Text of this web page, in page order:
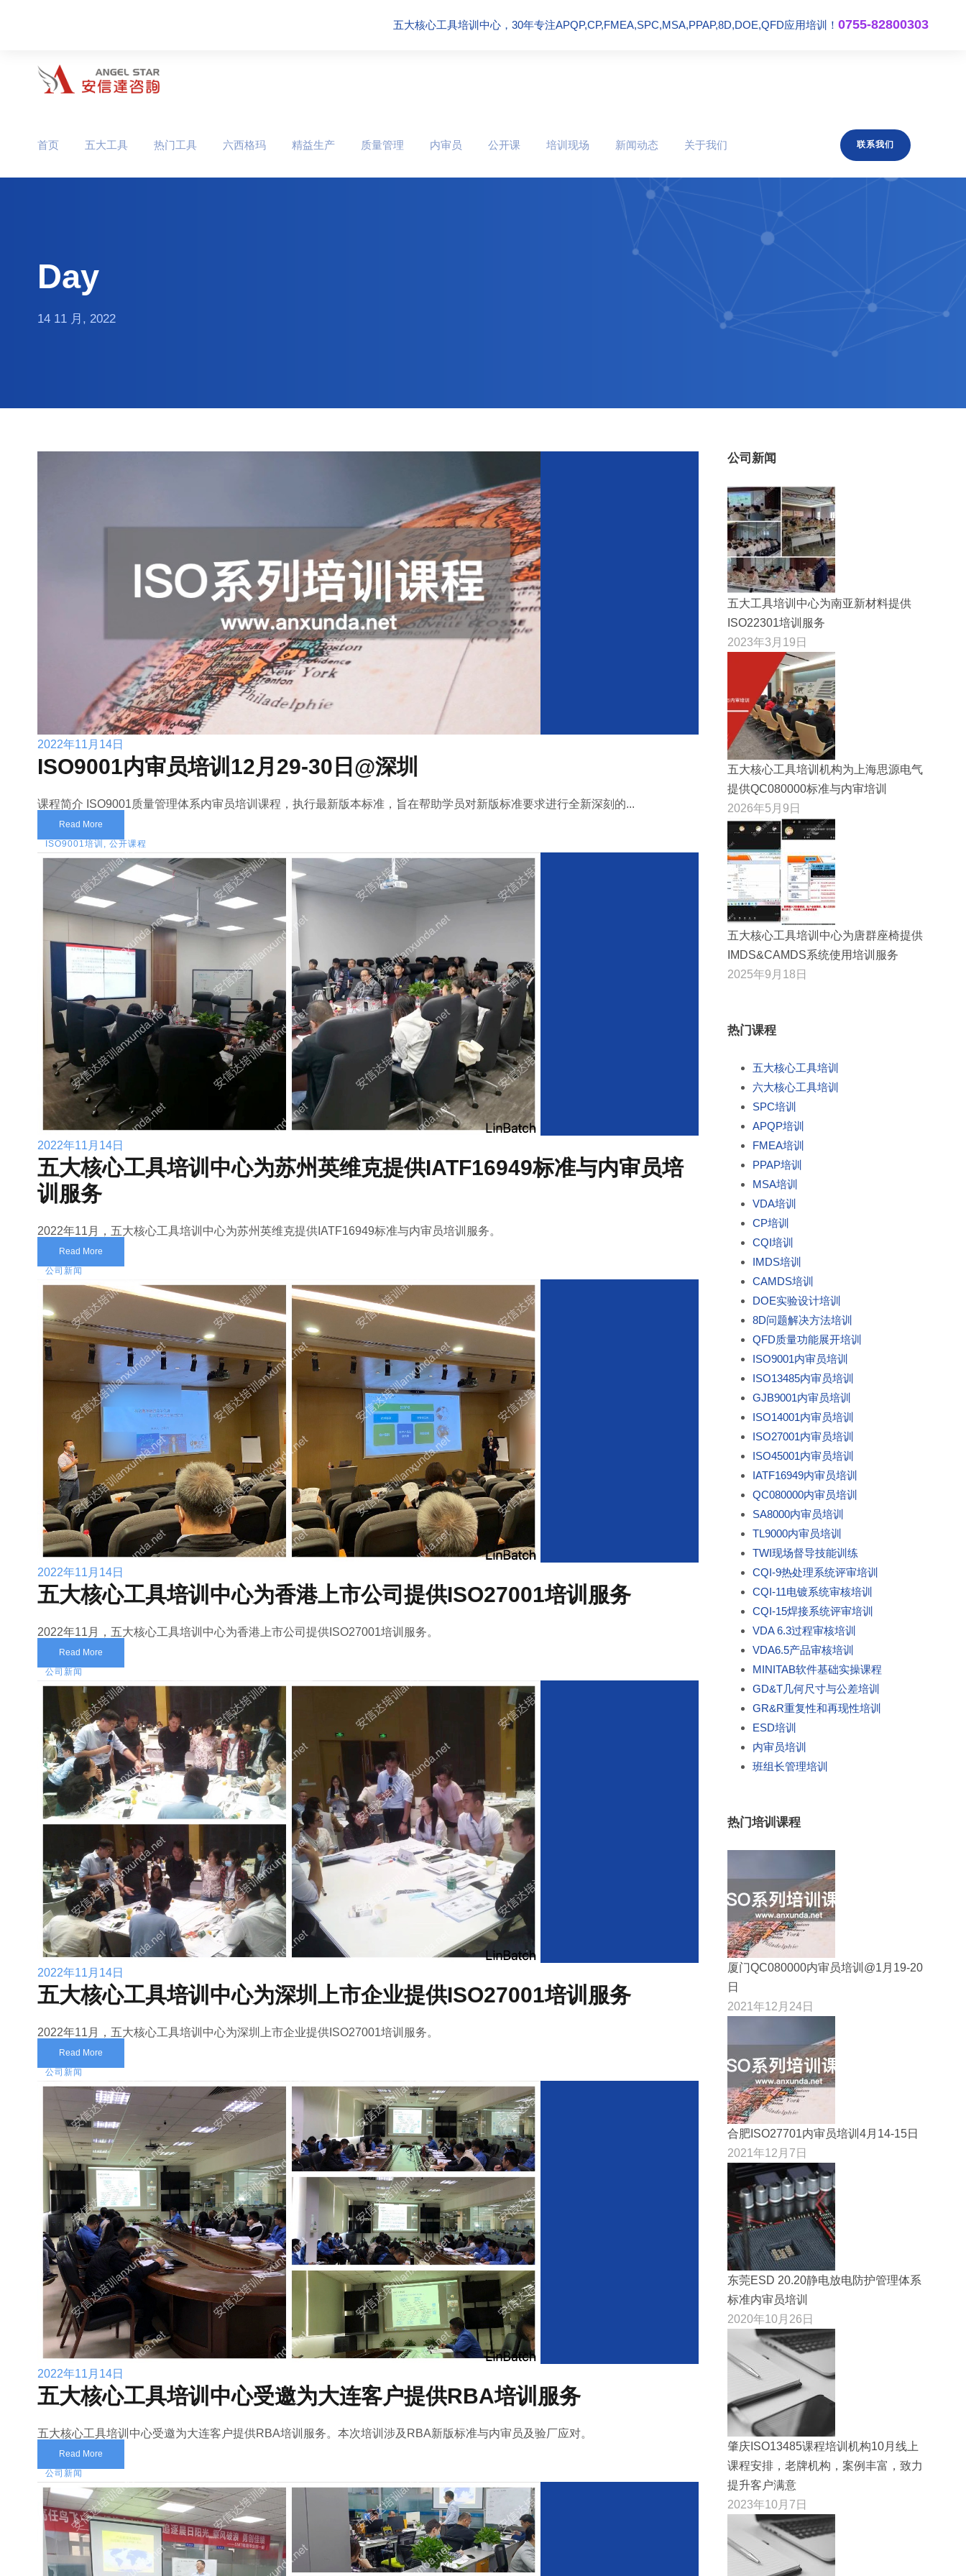
五大核心工具培训中心，30年专注APQP,CP,FMEA,SPC,MSA,PPAP,8D,DOE,QFD应用培训！ 0755-82800303
首页 五大工具 热门工具 六西格玛 精益生产 质量管理 内审员 公开课 培训现场 新闻动态 关于我们 联系我们
Day
14 11 月, 2022
2022年11月14日
ISO9001内审员培训12月29-30日@深圳
课程简介 ISO9001质量管理体系内审员培训课程，执行最新版本标准，旨在帮助学员对新版标准要求进行全新深刻的...
Read More
ISO9001培训 公开课程
2022年11月14日
五大核心工具培训中心为苏州英维克提供IATF16949标准与内审员培
训服务
2022年11月，五大核心工具培训中心为苏州英维克提供IATF16949标准与内审员培训服务。
Read More
公司新闻
2022年11月14日
五大核心工具培训中心为香港上市公司提供ISO27001培训服务
2022年11月，五大核心工具培训中心为香港上市公司提供ISO27001培训服务。
Read More
公司新闻
2022年11月14日
五大核心工具培训中心为深圳上市企业提供ISO27001培训服务
2022年11月，五大核心工具培训中心为深圳上市企业提供ISO27001培训服务。
Read More
公司新闻
2022年11月14日
五大核心工具培训中心受邀为大连客户提供RBA培训服务
五大核心工具培训中心受邀为大连客户提供RBA培训服务。本次培训涉及RBA新版标准与内审员及验厂应对。
Read More
公司新闻
公司新闻
五大工具培训中心为南亚新材料提供
ISO22301培训服务
2023年3月19日
五大核心工具培训机构为上海思源电气
提供QC080000标准与内审培训
2026年5月9日
五大核心工具培训中心为唐群座椅提供
IMDS&CAMDS系统使用培训服务
2025年9月18日
热门课程
五大核心工具培训
六大核心工具培训
SPC培训
APQP培训
FMEA培训
PPAP培训
MSA培训
VDA培训
CP培训
CQI培训
IMDS培训
CAMDS培训
DOE实验设计培训
8D问题解决方法培训
QFD质量功能展开培训
ISO9001内审员培训
ISO13485内审员培训
GJB9001内审员培训
ISO14001内审员培训
ISO27001内审员培训
ISO45001内审员培训
IATF16949内审员培训
QC080000内审员培训
SA8000内审员培训
TL9000内审员培训
TWI现场督导技能训练
CQI-9热处理系统评审培训
CQI-11电镀系统审核培训
CQI-15焊接系统评审培训
VDA 6.3过程审核培训
VDA6.5产品审核培训
MINITAB软件基础实操课程
GD&T几何尺寸与公差培训
GR&R重复性和再现性培训
ESD培训
内审员培训
班组长管理培训
热门培训课程
厦门QC080000内审员培训@1月19-20
日
2021年12月24日
合肥ISO27701内审员培训4月14-15日
2021年12月7日
东莞ESD 20.20静电放电防护管理体系
标准内审员培训
2020年10月26日
肇庆ISO13485课程培训机构10月线上
课程安排，老牌机构，案例丰富，致力
提升客户满意
2023年10月7日